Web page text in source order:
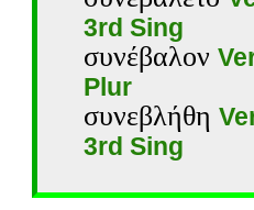
3rd Sing
συνέβαλον
Plur
συνεβλήθη
3rd Sing